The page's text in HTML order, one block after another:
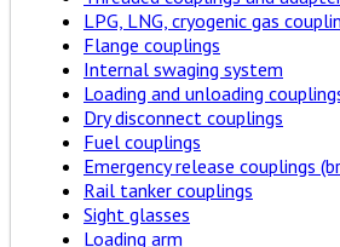
LPG, LNG, cryogenic gas
Flange couplings
Internal swaging system
Loading and unloading
Dry disconnect couplings
Fuel couplings
Emergency release couplings
Rail tanker couplings
Sight glasses
Loading arm